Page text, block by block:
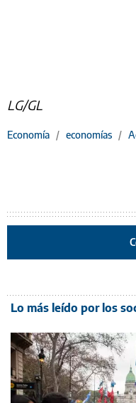
LG/GL
Economía / economías /
Lo más leído por los